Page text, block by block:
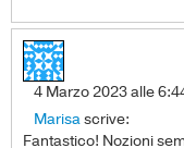
4 Marzo 2023 alle
Marisascrive:
Fantastico! Nozioni